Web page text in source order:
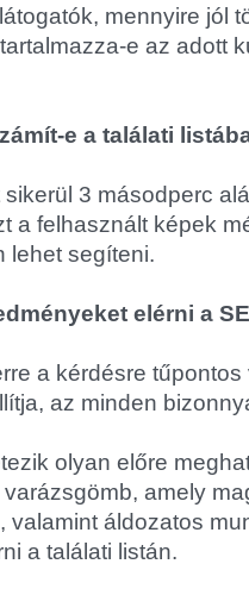
mennyire jól
e az adott
e a találati
3 másodperc
a felhasznált képek
lehet segíteni.
elérni a
a kérdésre
az minden
olyan előre
amely
valamint áldozatos
a találati listán.